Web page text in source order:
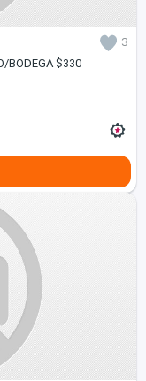
3
BODEGA $330